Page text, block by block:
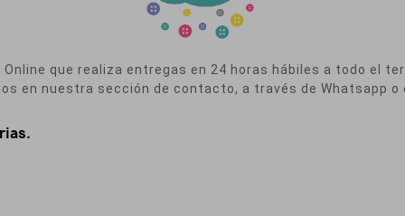
que realiza entregas en 24 horas hábiles a todo el
en nuestra sección de contacto, a través de Whatsapp o